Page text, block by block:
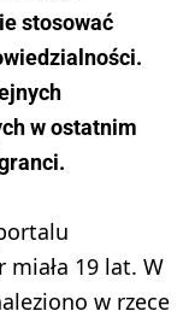
stosować
w ostatnim
19 lat. W
w rzece